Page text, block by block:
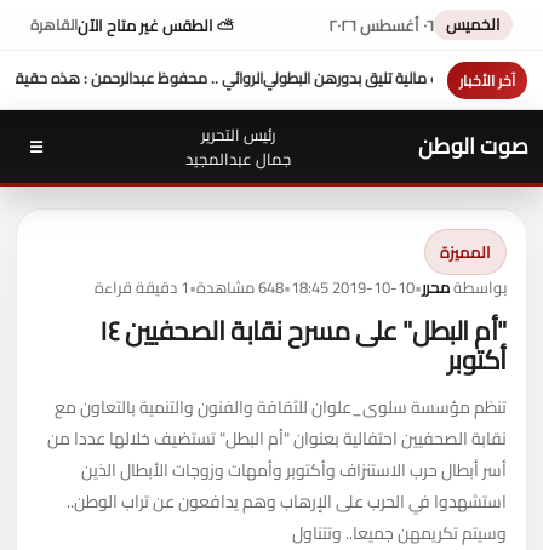
الخميس ٠٦ أغسطس ٢٠٢٦ ⛅ الطقس غير متاح الآنالقاهرة
آخر الأخبار
سفارة زيمبابوي تدرس إدراج رياضة: هذه حقيقة التنظيمات السرية أيام مبارك
صوت الوطن
رئيس التحرير
جمال عبدالمجيد
☰
المميزة
بواسطةمحرر•
2019-10-10 18:45
•648 مشاهدة •1 دقيقة قراءة
"أم البطل" على مسرح نقابة الصحفيين ١٤
أكتوبر
تنظم مؤسسة سلوى_علوان للثقافة والفنون والتنمية بالتعاون مع
نقابة الصحفيين احتفالية بعنوان "أم البطل" تستضيف خلالها عددا من
أسر أبطال حرب الاستنزاف وأكتوبر وأمهات وزوجات الأبطال الذين
استشهدوا في الحرب على الإرهاب وهم يدافعون عن تراب الوطن..
وسيتم تكريمهن جميعا.. وتتناول